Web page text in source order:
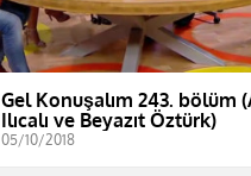
Gel Konuşalım 243. bölüm
Ilıcalı ve Beyazıt Öztürk)
05/10/2018